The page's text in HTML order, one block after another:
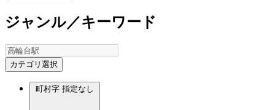
ジャンル／キーワード
カテゴリ選択
町村字 指定なし